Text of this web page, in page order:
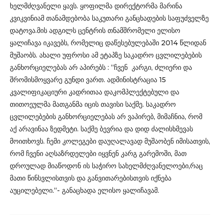
ხელმძღვანელი ყავს. ყოფილმა დირექტორმა მარინა
კვიკვინიამ თანამდებობა საკუთარი განცხადების საფუძველზე
დატოვა.მის ადგილს ცენტრის თნამშრომელი ელისო
ყალიჩავა იკავებს, რომელიც დაწესებულებაში 2014 წლიდან
მუშაობს. ახალი უფროსი ამ ეტაპზე საკადრო ცვლილებების
განხორციელებას არ აპირებს : “ჩვენ კარგი, ძლიერი და
შრომისმოყვარე გუნდი ვართ. ადმინისტრაცია 15
კვალიფიკაციური კადრითაა დაკომპლექტებული და
თითოეულმა მათგანმა იცის თავისი საქმე. საკადრო
ცვლილებების განხორციელებას არ ვაპირებ, მიმაჩნია, რომ
აქ არავინაა ზედმეტი. საქმე ბევრია და დიდ ძალისხმევას
მოითხოვს. ჩემი კოლეგები დაუღალავად მუშაობენ იმისათვის,
რომ ჩვენი აღსაზრდელები იყვნენ კარგ გარემოში, მათ
დროულად მიაწოდონ ის საჭირო სახელმძღვანელოები,რაც
მათი წინსვლისთვის და განვითარებისთვის იქნება
აუცილებელი.“- განაცხადა ელისო ყალიჩავამ.